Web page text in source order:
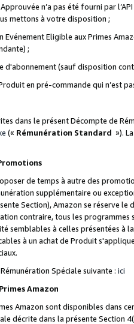
n’a pas été fourni par
mettons à votre disposition ;
Eligible aux Primes
;
d'abonnement (sauf disposition
en pré-commande qui n’est
dans le présent Décompte de
(« Rémunération Standard »).
de temps à autre des
supplémentaire ou
Section), Amazon se réserve
contraire, tous les
semblables à celles présentées à
à un achat de Produit
Spéciale suivante : ici
Amazon
Amazon sont disponibles dans
décrite dans la présente Section